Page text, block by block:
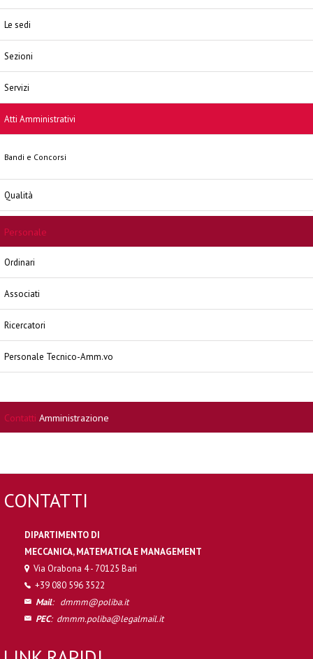
Le sedi
Sezioni
Servizi
Atti Amministrativi
Bandi e Concorsi
Qualità
Personale
Ordinari
Associati
Ricercatori
Personale Tecnico-Amm.vo
Contatti Amministrazione
CONTATTI
DIPARTIMENTO DI
MECCANICA, MATEMATICA E MANAGEMENT
Via Orabona 4 - 70125 Bari
+39 080 596 3522
Mail: dmmm@poliba.it
PEC: dmmm.poliba@legalmail.it